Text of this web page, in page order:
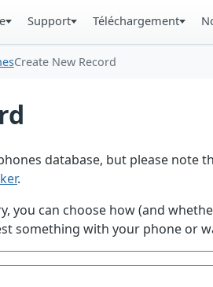
Support Téléchargement
Create New Record
database, but please note
.
you can choose how (and
something with your phone or